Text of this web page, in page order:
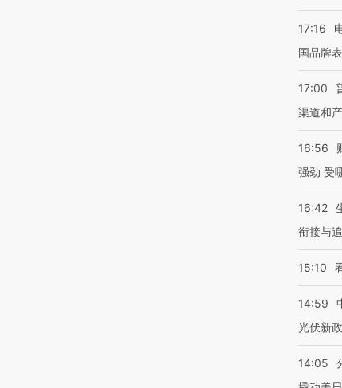
17:16
国品牌
17:00
渠道和
16:56
强劲 受
16:42
衔接与
15:10
14:59
光伏新
14:05